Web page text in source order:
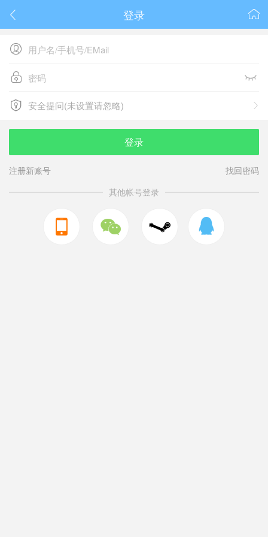
 
登录

 
 
安全提问(未设置请忽略)
安全提问(未设置请忽略)
登录
注册新账号
找回密码
其他帐号登录
  